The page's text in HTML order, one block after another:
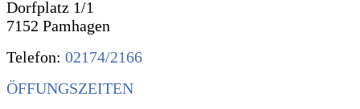
Dorfplatz 1/1
7152 Pamhagen
Telefon: 02174/2166
ÖFFUNGSZEITEN